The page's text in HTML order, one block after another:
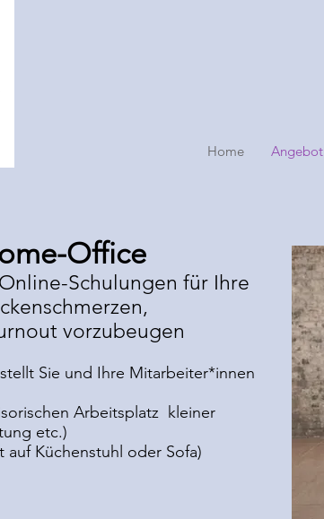
Home Angebot
Office
Schulungen für Ihre
vorzubeugen
Sie und Ihre Mitarbeiter*innen
Arbeitsplatz kleiner
etc.)
Küchenstuhl oder Sofa)